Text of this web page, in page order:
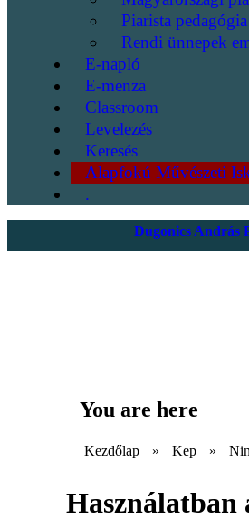
Piarista
Rendi ünnepek
E-napló
E-menza
Classroom
Levelezés
Keresés
Alapfokú Művészeti
.
Dugonics András
You are here
Kezdőlap » Kep »
Használatban